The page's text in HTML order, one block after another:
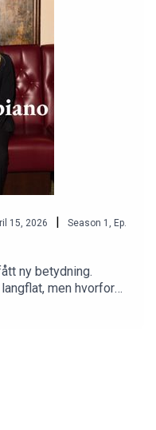
15, 2026 | Season 1 , Ep.
ny betydning.
men hvorfor
som har skylden.
på kino, og den